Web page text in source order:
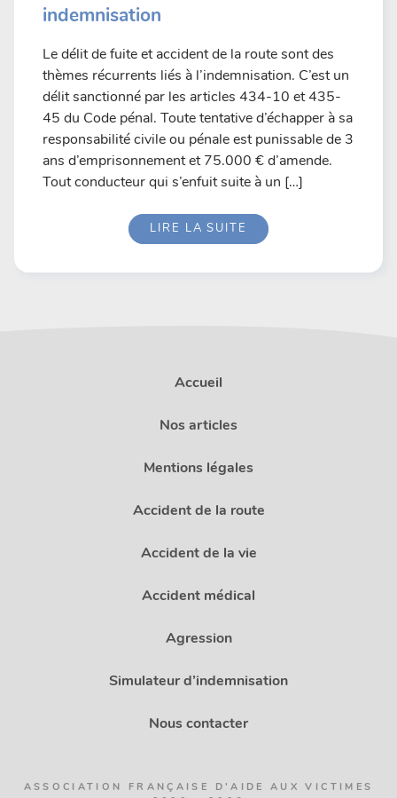
indemnisation
Le délit de fuite et accident de la route sont des
thèmes récurrents liés à l’indemnisation. C’est un
délit sanctionné par les articles 434-10 et 435-
45 du Code pénal. Toute tentative d’échapper à sa
responsabilité civile ou pénale est punissable de 3
ans d’emprisonnement et 75.000 € d’amende.
Tout conducteur qui s’enfuit suite à un […]
LIRE LA SUITE
Accueil
Nos articles
Mentions légales
Accident de la route
Accident de la vie
Accident médical
Agression
Simulateur d’indemnisation
Nous contacter
ASSOCIATION FRANÇAISE D'AIDE AUX VICTIMES